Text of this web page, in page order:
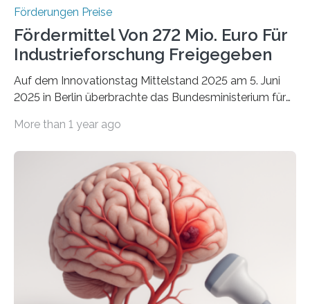
Förderungen Preise
Fördermittel Von 272 Mio. Euro Für
Industrieforschung Freigegeben
Auf dem Innovationstag Mittelstand 2025 am 5. Juni
2025 in Berlin überbrachte das Bundesministerium für
Überplanmäßige Verpflichtungsermächtigungen in
Woche vom Haushaltsausschuss freigegeben – unter
anderem zur Unterstützung der
Industrieforschungsprogramme Industrielle
Gemeinschaftsforschung (IGF), Zentrales
Innovationsprogramm Mittelstand (ZIM) und
Innovationskompetenz INNO-KOM. Auf dem
Innovationstag Mittelstand 2025 am 5. Juni 2025 in
Berlin überbrachte das Bundesministerium für
Wirtschaft und Energie eine gute Nachricht:
More than 1 year ago